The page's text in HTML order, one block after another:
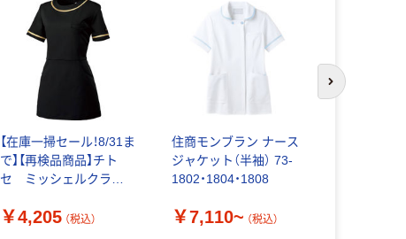
【在庫一掃セール！8/31ま
で】【再検品商品】チト
セ ミッシェルクラン
ック L MK-0022 1枚（わ
￥4,205 （税込）
住商モンブラン ナース
ジャケット（半袖） 73-
1802・1804・1808
￥7,110~ （税込）
次のスライド